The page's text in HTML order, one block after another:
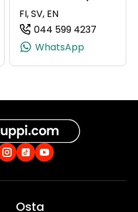
0409226346,
FI, SV, EN
044 599 4237
WhatsApp
Osta